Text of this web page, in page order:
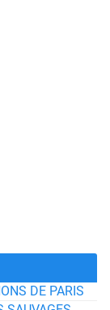
DE PARIS